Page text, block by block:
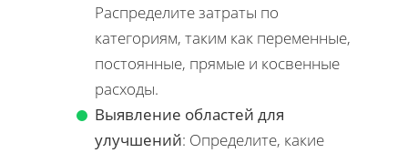
Распределите затраты по
категориям, таким как переменные,
постоянные, прямые и косвенные
расходы.
Выявление областей для
улучшений: Определите, какие